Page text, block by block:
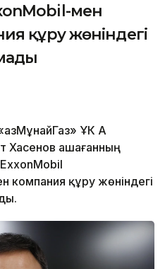
мен
құру жөніндегі
ҰК АҚ
Хасенов Қашағанның
ExxonMobil
компания құру жөніндегі